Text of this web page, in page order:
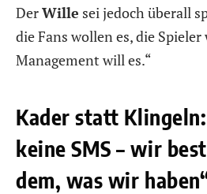
DerWille sei jedoch überall
die Fans wollen es, die Spieler
Management will es.“
Kader statt
keine SMS – wir
dem, was wir